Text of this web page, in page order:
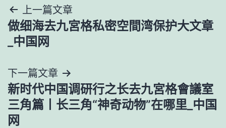
文
章
覽
上一篇文章
做细海去九宮格私密空間湾保护大文章
_中国网
下一篇文章
新时代中国调研行之长去九宮格會議室
三角篇丨长三角“神奇动物”在哪里_中国
网